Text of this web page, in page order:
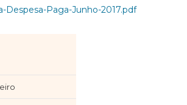
Despesa-Paga-Junho-2017.pdf